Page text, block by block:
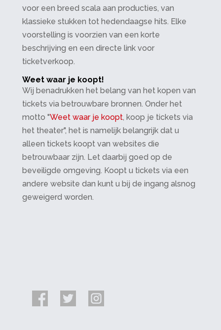
voor een breed scala aan producties, van
klassieke stukken tot hedendaagse hits. Elke
voorstelling is voorzien van een korte
beschrijving en een directe link voor
ticketverkoop.
Weet waar je koopt!
Wij benadrukken het belang van het kopen van
tickets via betrouwbare bronnen. Onder het
motto "Weet waar je koopt, koop je tickets via
het theater", het is namelijk belangrijk dat u
alleen tickets koopt van websites die
betrouwbaar zijn. Let daarbij goed op de
beveiligde omgeving. Koopt u tickets via een
andere website dan kunt u bij de ingang alsnog
geweigerd worden.